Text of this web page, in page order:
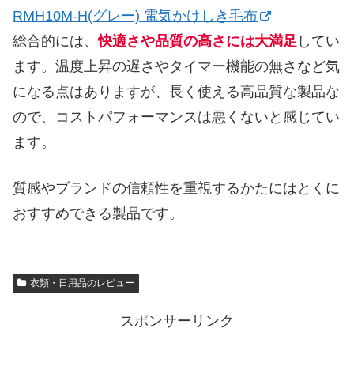
RMH10M-H(グレー) 電気かけしき毛布
総合的には、快適さや品質の高さには大満足 してい
ます。温度上昇の遅さやタイマー機能の無さなど気
になる点はありますが、長く使える高品質な製品な
ので、コストパフォーマンスは悪くないと感じてい
ます。
質感やブランドの信頼性を重視するかたにはとくに
おすすめできる製品です。
衣類・日用品のレビュー
スポンサーリンク